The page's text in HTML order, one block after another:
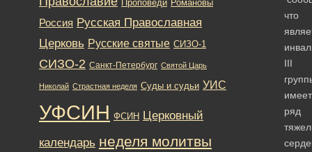
что
III
имеет
ряд
Проповеди Романовы
Россия Русская Православная
Церковь Русские святые СИЗО-1
СИЗО-2 Санкт-Петербург Святой Царь
Николай Страстная неделя Суды и судьи УИС
УФСИН ФСИН Церковный
календарь неделя молитвы